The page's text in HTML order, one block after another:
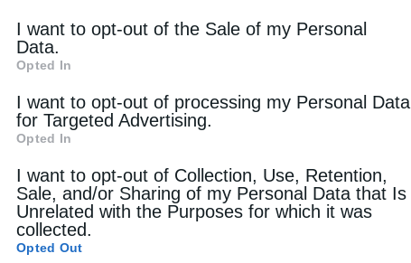
I want to opt-out of the Sale of my Personal
Data.
Opted In
I want to opt-out of processing my Personal Data
for Targeted Advertising.
Opted In
I want to opt-out of Collection, Use, Retention,
Sale, and/or Sharing of my Personal Data that Is
Unrelated with the Purposes for which it was
collected.
Opted Out